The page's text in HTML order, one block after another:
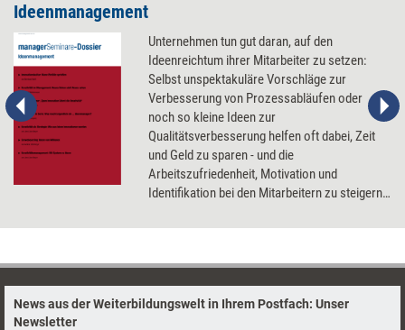
Ideenmanagement
Unternehmen tun gut daran, auf den
Ideenreichtum ihrer Mitarbeiter zu setzen:
Selbst unspektakuläre Vorschläge zur
Verbesserung von Prozessabläufen oder
noch so kleine Ideen zur
Qualitätsverbesserung helfen oft dabei, Zeit
und Geld zu sparen - und die
Arbeitszufriedenheit, Motivation und
Identifikation bei den Mitarbeitern zu steigern.
zeigt, wie eine Innovationskultur aufgebaut
werden und wie Unternehmen die Kreativität
ihrer Kunden für Produktentwicklungen
einsetzen.
News aus der Weiterbildungswelt in Ihrem Postfach: Unser
Newsletter